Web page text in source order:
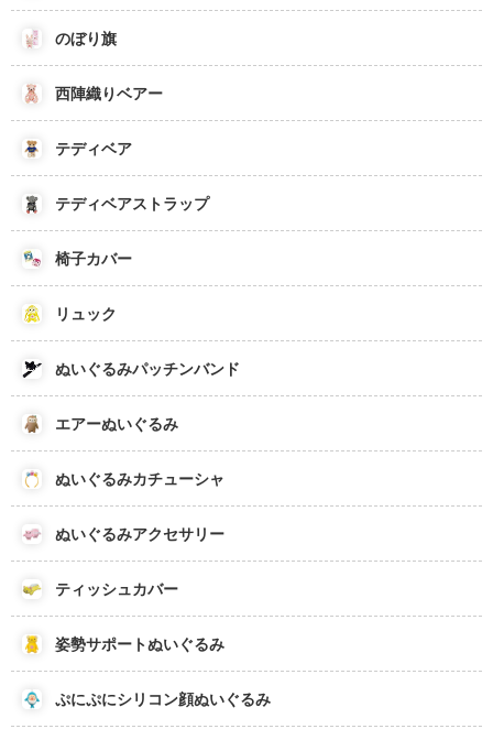
のぼり旗
西陣織りベアー
テディベア
テディベアストラップ
椅子カバー
リュック
ぬいぐるみパッチンバンド
エアーぬいぐるみ
ぬいぐるみカチューシャ
ぬいぐるみアクセサリー
ティッシュカバー
姿勢サポートぬいぐるみ
ぷにぷにシリコン顔ぬいぐるみ